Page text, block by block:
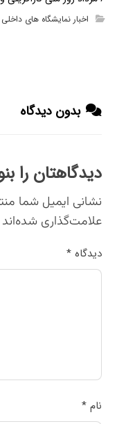
اخبار نمایشگاه های داخلی
بدون دیدگاه
دیدگاهتان را
نشانی ایمیل شما
علامت‌گذاری
دیدگاه*
نام*